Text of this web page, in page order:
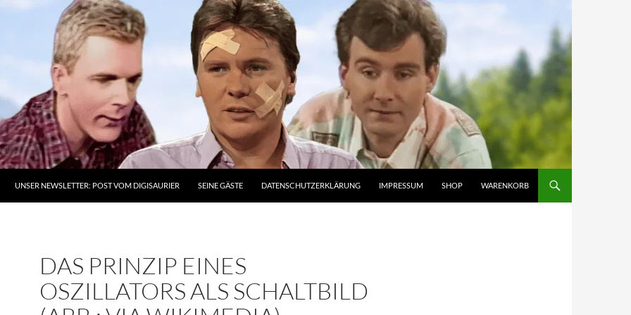
UNSER NEWSLETTER: POST VOM DIGISAURIER SEINE GÄSTE DATENSCHUTZERKLÄRUNG IMPRESSUM SHOP WARENKORB
DAS PRINZIP EINES
OSZILLATORS ALS SCHALTBILD